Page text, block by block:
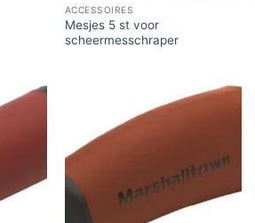
ACCESSOIRES
Mesjes 5 st voor
scheermesschraper